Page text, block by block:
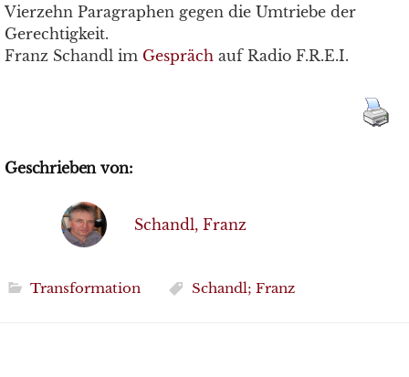
Vierzehn Paragraphen gegen die Umtriebe der
Gerechtigkeit.
Franz Schandl im Gespräch auf Radio F.R.E.I.
Geschrieben von:
Schandl, Franz
Transformation Schandl; Franz